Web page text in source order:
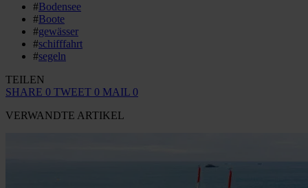
#Bodensee
#Boote
#gewässer
#schifffahrt
#segeln
TEILEN
SHARE 0 TWEET 0 MAIL 0
VERWANDTE ARTIKEL